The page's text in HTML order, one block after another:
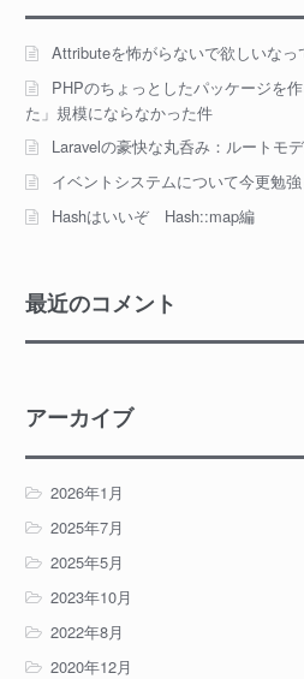
Attributeを怖がらないで欲しいなっ
PHPのちょっとしたパッケージを
た」規模にならなかった件
Laravelの豪快な丸呑み：ルートモ
イベントシステムについて今更勉
Hashはいいぞ Hash::map編
最近のコメント
アーカイブ
2026年1月
2025年7月
2025年5月
2023年10月
2022年8月
2020年12月